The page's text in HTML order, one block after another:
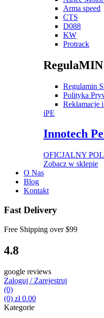
Arma speed
CTS
D088
KW
Protrack
Regulamin
Polityka
Reklamacje
iPE
Innotech
OFICJALNY
Zobacz w sklepie
O Nas
Blog
Kontakt
Fast Delivery
Free Shipping over$99
4.8
google reviews
Zaloguj / Zarejestruj
(0)
(0) zł0.00
Kategorie